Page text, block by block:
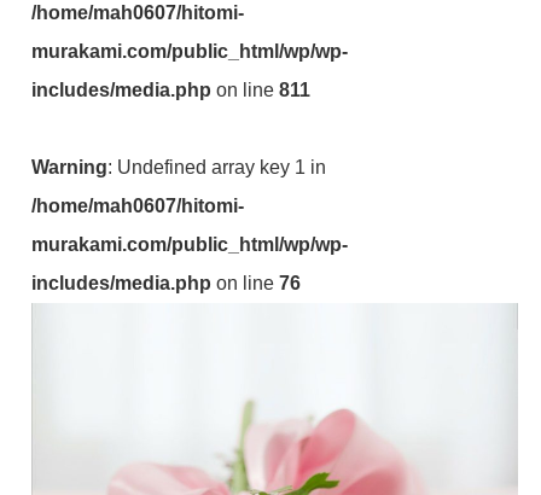
/home/mah0607/hitomi-
murakami.com/public_html/wp/wp-
includes/media.php on line811
Warning: Undefined array key 1 in
/home/mah0607/hitomi-
murakami.com/public_html/wp/wp-
includes/media.php on line76